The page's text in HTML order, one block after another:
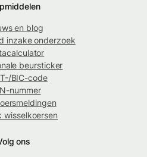
en blog
inzake onderzoek
beursticker
BIC-code
nummer
wisselkoersen
ons